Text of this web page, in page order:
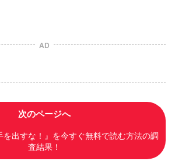
AD
次のページへ
出すな！』を今すぐ無料で読む方法の調
査結果！